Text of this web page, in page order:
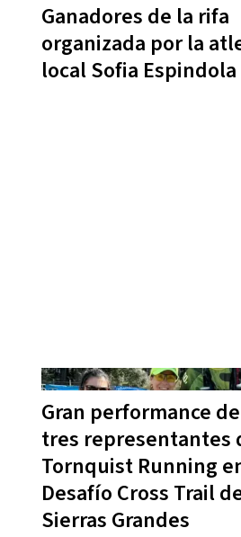
Ganadores de la rifa
organizada por la
local Sofia Espindola
Gran performance de
tres representantes
Tornquist Running
Desafío Cross Trail
Sierras Grandes